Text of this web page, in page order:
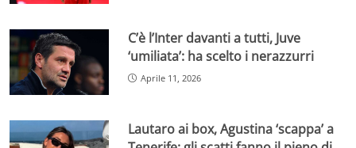
C’è l’Inter davanti a tutti, Juve
‘umiliata’: ha scelto i nerazzurri
Aprile 11, 2026
Lautaro ai box, Agustina ‘scappa’ a